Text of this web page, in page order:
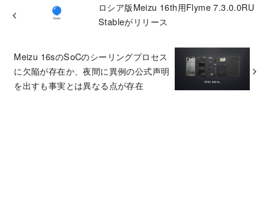
ロシア版Meizu 16th用Flyme 7.3.0.0RU
Stableがリリース
Meizu 16sのSoCのシーリングプロセス
に欠陥が存在か、夜間に異例の公式声明
を出すも事実とは異なる点が存在